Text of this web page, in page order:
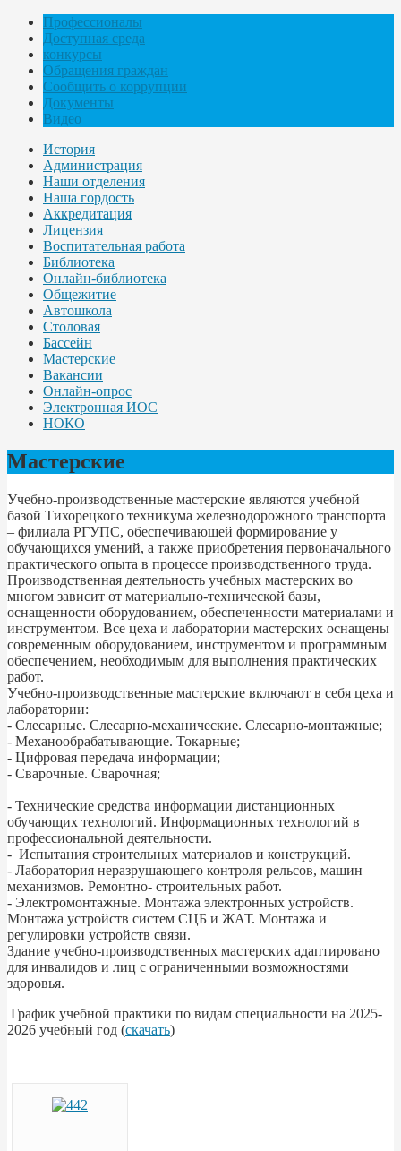
Профессионалы
Доступная среда
конкурсы
Обращения граждан
Сообщить о коррупции
Документы
Видео
История
Администрация
Наши отделения
Наша гордость
Аккредитация
Лицензия
Воспитательная работа
Библиотека
Онлайн-библиотека
Общежитие
Автошкола
Столовая
Бассейн
Мастерские
Вакансии
Онлайн-опрос
Электронная ИОС
НОКО
Мастерские
Учебно-производственные мастерские являются учебной
базой Тихорецкого техникума железнодорожного транспорта
– филиала РГУПС, обеспечивающей формирование у
обучающихся умений, а также приобретения первоначального
практического опыта в процессе производственного труда.
Производственная деятельность учебных мастерских во
многом зависит от материально-технической базы,
оснащенности оборудованием, обеспеченности материалами и
инструментом. Все цеха и лаборатории мастерских оснащены
современным оборудованием, инструментом и программным
обеспечением, необходимым для выполнения практических
работ.
Учебно-производственные мастерские включают в себя цеха и
лаборатории:
- Слесарные. Слесарно-механические. Слесарно-монтажные;
- Механообрабатывающие. Токарные;
- Цифровая передача информации;
- Сварочные. Сварочная;
- Технические средства информации дистанционных
обучающих технологий. Информационных технологий в
профессиональной деятельности.
- Испытания строительных материалов и конструкций.
- Лаборатория неразрушающего контроля рельсов, машин
механизмов. Ремонтно- строительных работ.
- Электромонтажные. Монтажа электронных устройств.
Монтажа устройств систем СЦБ и ЖАТ. Монтажа и
регулировки устройств связи.
Здание учебно-производственных мастерских адаптировано
для инвалидов и лиц с ограниченными возможностями
здоровья.
График учебной практики по видам специальности на 2025-
2026 учебный год (скачать)